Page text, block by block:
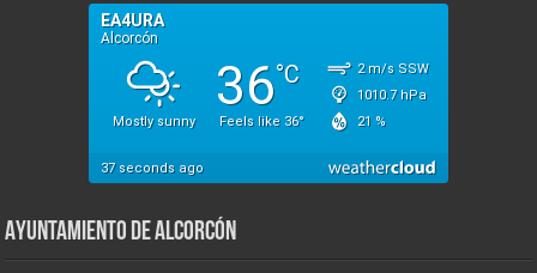
Ayuntamiento de Alcorcón